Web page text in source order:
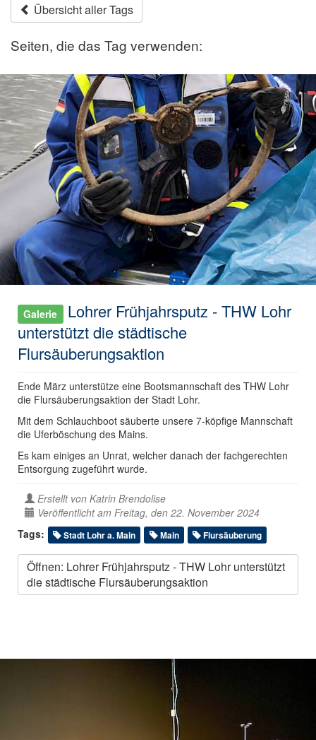
Übersicht aller Tags
Seiten, die das Tag verwenden:
Galerie
Lohrer Frühjahrsputz - THW Lohr
unterstützt die städtische
Flursäuberungsaktion
Ende März unterstütze eine Bootsmannschaft des THW Lohr
die Flursäuberungsaktion der Stadt Lohr.
Mit dem Schlauchboot säuberte unsere 7-köpfige Mannschaft
die Uferböschung des Mains.
Es kam einiges an Unrat, welcher danach der fachgerechten
Entsorgung zugeführt wurde.
Erstellt von Katrin Brendolise
Veröffentlicht am Freitag, den 22. November 2024
Tags:
Stadt Lohr a. Main Main Flursäuberung
Öffnen: Lohrer Frühjahrsputz - THW Lohr unterstützt
die städtische Flursäuberungsaktion